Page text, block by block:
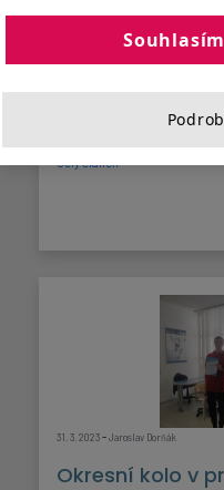
27. 4. 2023-Jaroslav Dorňák
Partnerská
Ve středu 26. 4. v
Celý článek
31. 3. 2023-Jaroslav Dorňák
Okresní kolo v